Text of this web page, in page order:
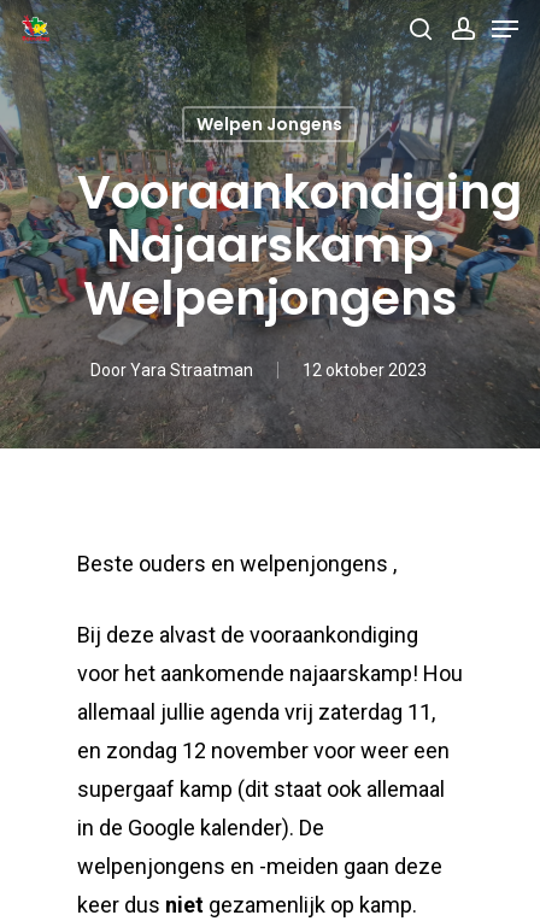
Skip
to
main
content
search
Welpen Jongens
Vooraankondiging
Najaarskamp
Welpenjongens
Door Yara Straatman 12 oktober 2023
Beste ouders en welpenjongens ,
Bij deze alvast de vooraankondiging
voor het aankomende najaarskamp! Hou
allemaal jullie agenda vrij zaterdag 11,
en zondag 12 november voor weer een
supergaaf kamp (dit staat ook allemaal
in de Google kalender). De
welpenjongens en -meiden gaan deze
keer dus niet gezamenlijk op kamp.